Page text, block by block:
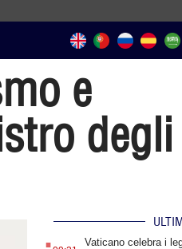
e
.
Vaticano celebra i